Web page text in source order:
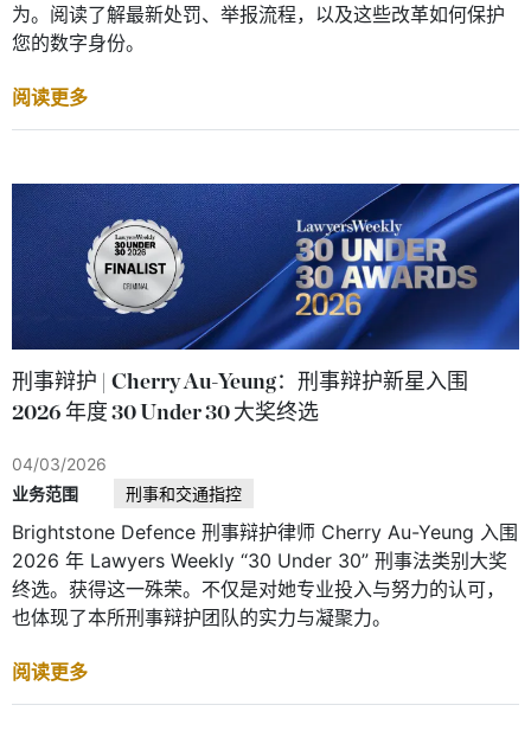
为。阅读了解最新处罚、举报流程，以及这些改革如何保护
您的数字身份。
阅读更多
刑事辩护 | Cherry Au-Yeung：刑事辩护新星入围
2026 年度 30 Under 30 大奖终选
04/03/2026
业务范围
刑事和交通指控
Brightstone Defence 刑事辩护律师 Cherry Au-Yeung 入围
2026 年 Lawyers Weekly “30 Under 30” 刑事法类别大奖
终选。获得这一殊荣。不仅是对她专业投入与努力的认可，
也体现了本所刑事辩护团队的实力与凝聚力。
阅读更多